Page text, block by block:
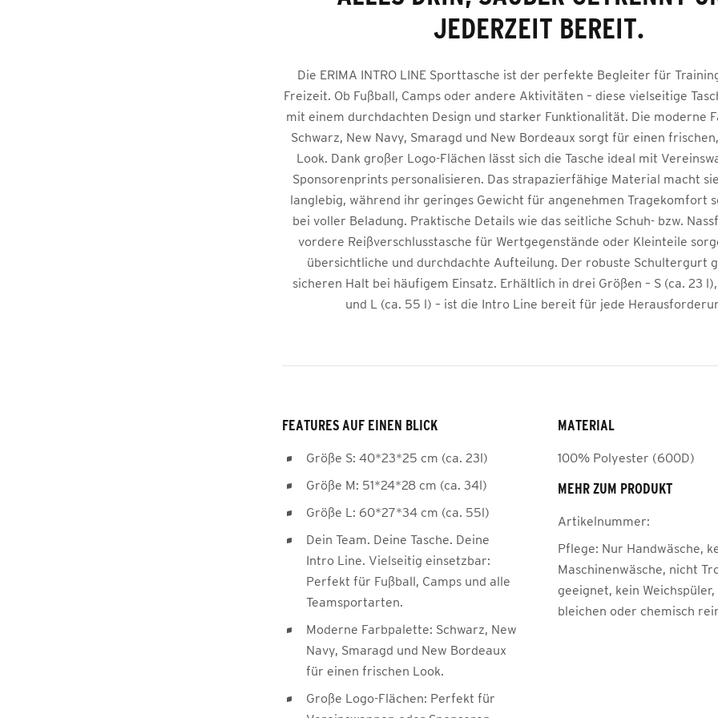
JEDERZEIT BEREIT.
Die ERIMA INTRO LINE Sporttasche ist der perfekte Begleiter für
Freizeit. Ob Fußball, Camps oder andere Aktivitäten – diese vielseitige
mit einem durchdachten Design und starker Funktionalität. Die moderne
Schwarz, New Navy, Smaragd und New Bordeaux sorgt für einen
Look. Dank großer Logo-Flächen lässt sich die Tasche ideal mit
Sponsorenprints personalisieren. Das strapazierfähige Material macht
langlebig, während ihr geringes Gewicht für angenehmen Tragekomfort
bei voller Beladung. Praktische Details wie das seitliche Schuh- bzw.
vordere Reißverschlusstasche für Wertgegenstände oder Kleinteile
übersichtliche und durchdachte Aufteilung. Der robuste Schultergurt
sicheren Halt bei häufigem Einsatz. Erhältlich in drei Größen – S (ca. 23
und L (ca. 55 l) – ist die Intro Line bereit für jede
FEATURES AUF EINEN BLICK
Größe S: 40*23*25 cm (ca. 23l)
Größe M: 51*24*28 cm (ca. 34l)
Größe L: 60*27*34 cm (ca. 55l)
Dein Team. Deine Tasche. Deine
Intro Line. Vielseitig einsetzbar:
Perfekt für Fußball, Camps und alle
Teamsportarten.
Moderne Farbpalette: Schwarz, New
Navy, Smaragd und New Bordeaux
für einen frischen Look.
Große Logo-Flächen: Perfekt für
MATERIAL
100% Polyester (600D)
MEHR ZUM PRODUKT
Artikelnummer:
Pflege: Nur Handwäsche,
Maschinenwäsche, nicht
geeignet, kein
bleichen oder chemisch